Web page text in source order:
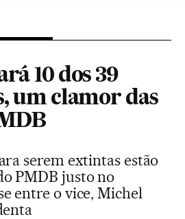
10 dos 39
um clamor das
serem extintas estão
PMDB justo no
entre o vice, Michel